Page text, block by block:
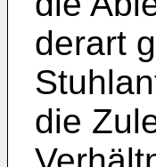
derart
die